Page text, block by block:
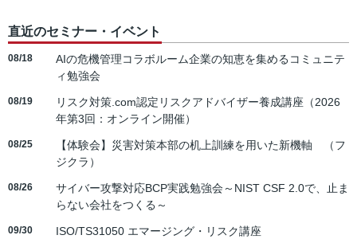
直近のセミナー・イベント
08/18
AIの危機管理コラボルーム企業の知恵を集めるコミュニテ
ィ勉強会
08/19
リスク対策.com認定リスクアドバイザー養成講座（2026
年第3回：オンライン開催）
08/25
【体験会】災害対策本部の机上訓練を用いた新機軸 （フ
ジクラ）
08/26
サイバー攻撃対応BCP実践勉強会～NIST CSF 2.0で、止ま
らない会社をつくる～
09/30 ISO/TS31050 エマージング・リスク講座